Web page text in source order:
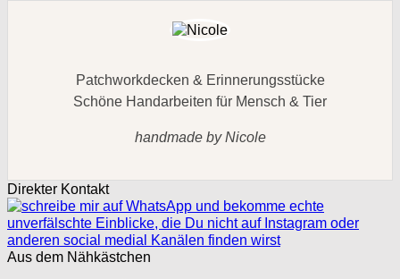
Patchworkdecken & Erinnerungsstücke
Schöne Handarbeiten für Mensch & Tier
handmade by Nicole
Direkter Kontakt
Aus dem Nähkästchen